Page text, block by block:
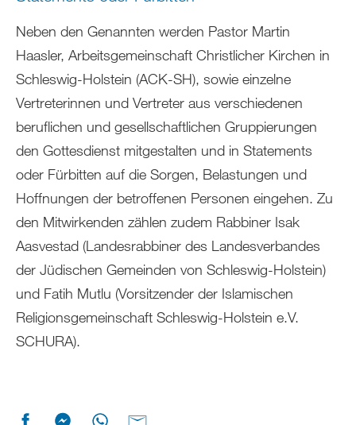
Neben den Genannten werden Pastor Martin
Haasler, Arbeitsgemeinschaft Christlicher Kirchen in
Schleswig-Holstein (ACK-SH), sowie einzelne
Vertreterinnen und Vertreter aus verschiedenen
beruflichen und gesellschaftlichen Gruppierungen
den Gottesdienst mitgestalten und in Statements
oder Fürbitten auf die Sorgen, Belastungen und
Hoffnungen der betroffenen Personen eingehen. Zu
den Mitwirkenden zählen zudem Rabbiner Isak
Aasvestad (Landesrabbiner des Landesverbandes
der Jüdischen Gemeinden von Schleswig-Holstein)
und Fatih Mutlu (Vorsitzender der Islamischen
Religionsgemeinschaft Schleswig-Holstein e.V.
SCHURA).